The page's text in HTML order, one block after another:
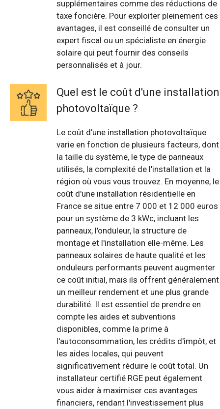
supplémentaires comme des réductions de
taxe foncière. Pour exploiter pleinement ces
avantages, il est conseillé de consulter un
expert fiscal ou un spécialiste en énergie
solaire qui peut fournir des conseils
personnalisés et à jour.
Quel est le coût d'une installation
photovoltaïque ?
Le coût d'une installation photovoltaïque
varie en fonction de plusieurs facteurs, dont
la taille du système, le type de panneaux
utilisés, la complexité de l'installation et la
région où vous vous trouvez. En moyenne, le
coût d'une installation résidentielle en
France se situe entre 7 000 et 12 000 euros
pour un système de 3 kWc, incluant les
panneaux, l'onduleur, la structure de
montage et l'installation elle-même. Les
panneaux solaires de haute qualité et les
onduleurs performants peuvent augmenter
ce coût initial, mais ils offrent généralement
un meilleur rendement et une plus grande
durabilité. Il est essentiel de prendre en
compte les aides et subventions
disponibles, comme la prime à
l'autoconsommation, les crédits d'impôt, et
les aides locales, qui peuvent
significativement réduire le coût total. Un
installateur certifié RGE peut également
vous aider à maximiser ces avantages
financiers, rendant l'investissement plus